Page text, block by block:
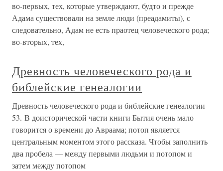
во-первых, тех, которые утверждают, будто и прежде
Адама существовали на земле люди (преадамиты), с
следовательно, Адам не есть праотец человеческого рода;
во-вторых, тех,
Древность человеческого рода и
библейские генеалогии
Древность человеческого рода и библейские генеалогии
53. В доисторической части книги Бытия очень мало
говорится о времени до Авраама; потоп является
центральным моментом этого рассказа. Чтобы заполнить
два пробела — между первыми людьми и потопом и
затем между потопом